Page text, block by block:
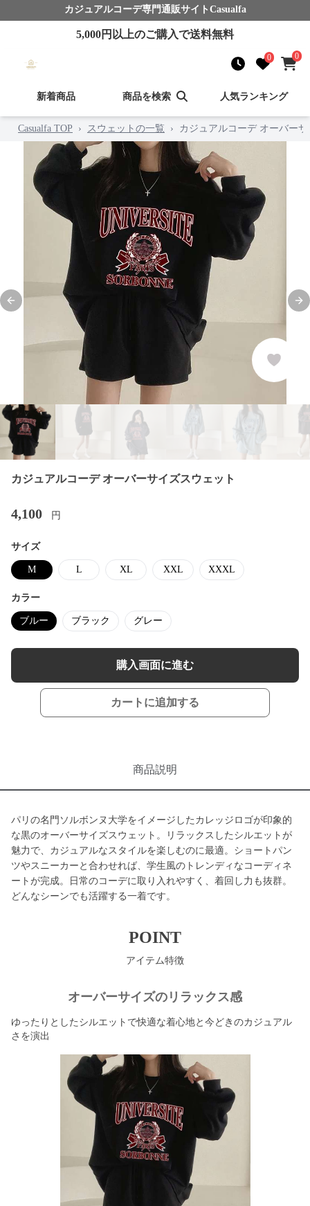
カジュアルコーデ専門通販サイト Casualfa
5,000円以上のご購入で送料無料
0 0
新着商品 商品を検索 人気ランキング
Casualfa TOP › スウェットの一覧 › カジュアルコーデ オーバー
Previous slide
カジュアルコーデ オーバーサイズスウェット
4,100 円
サイズ
M L XL XXL XXXL
カラー
ブルー ブラック グレー
購入画面に進む
カートに追加する
商品説明
パリの名門ソルボンヌ大学をイメージしたカレッジロゴが印象的
な黒のオーバーサイズスウェット。リラックスしたシルエットが
魅力で、カジュアルなスタイルを楽しむのに最適。ショートパン
ツやスニーカーと合わせれば、学生風のトレンディなコーディネ
ートが完成。日常のコーデに取り入れやすく、着回し力も抜群。
どんなシーンでも活躍する一着です。
POINT
アイテム特徴
オーバーサイズのリラックス感
ゆったりとしたシルエットで快適な着心地と今どきのカジュアル
さを演出